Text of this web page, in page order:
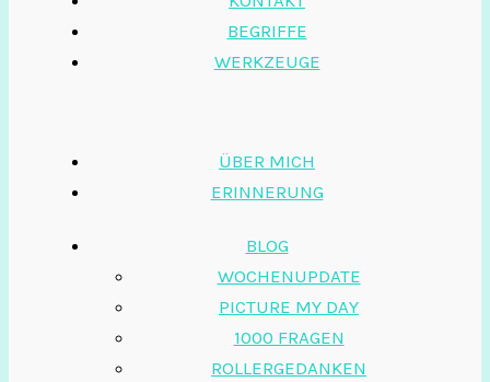
BEGRIFFE
WERKZEUGE
ÜBER MICH
ERINNERUNG
BLOG
WOCHENUPDATE
PICTURE MY DAY
1000 FRAGEN
ROLLERGEDANKEN